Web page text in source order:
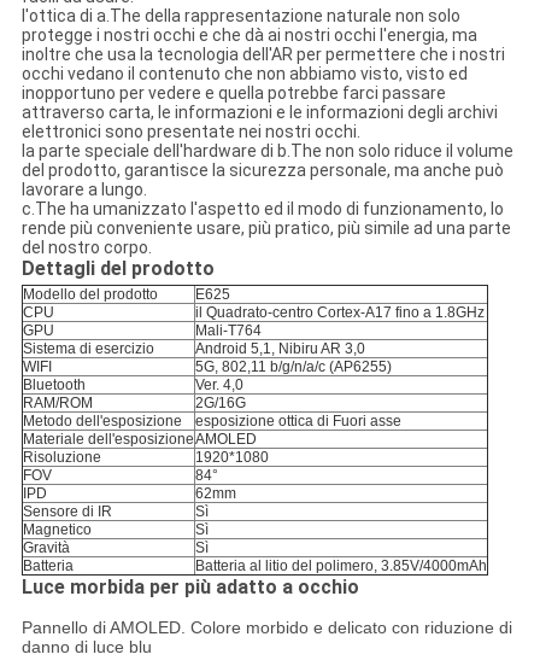
l'ottica di a.The della rappresentazione naturale non solo
protegge i nostri occhi e che dà ai nostri occhi l'energia, ma
inoltre che usa la tecnologia dell'AR per permettere che i nostri
occhi vedano il contenuto che non abbiamo visto, visto ed
inopportuno per vedere e quella potrebbe farci passare
attraverso carta, le informazioni e le informazioni degli archivi
elettronici sono presentate nei nostri occhi.
la parte speciale dell'hardware di b.The non solo riduce il volume
del prodotto, garantisce la sicurezza personale, ma anche può
lavorare a lungo.
c.The ha umanizzato l'aspetto ed il modo di funzionamento, lo
rende più conveniente usare, più pratico, più simile ad una parte
del nostro corpo.
Dettagli del prodotto
Modello del prodotto
E625
CPU
il Quadrato-centro Cortex-A17 fino a 1.8GHz
GPU
Mali-T764
Sistema di esercizio
Android 5,1, Nibiru AR 3,0
WIFI
5G, 802,11 b/g/n/a/c (AP6255)
Bluetooth
Ver. 4,0
RAM/ROM
2G/16G
Metodo dell'esposizione
esposizione ottica di Fuori asse
Materiale dell'esposizioneAMOLED
Risoluzione
1920*1080
FOV
84°
IPD
62mm
Sensore di IR
Sì
Magnetico
Sì
Gravità
Sì
Batteria
Batteria al litio del polimero, 3.85V/4000mAh
Luce morbida per più adatto a occhio
Pannello di AMOLED. Colore morbido e delicato con riduzione di
danno di luce blu